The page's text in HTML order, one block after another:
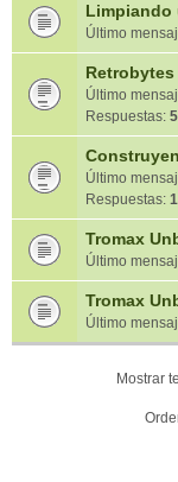
Limpiando
Último
Retrobytes
Último
Respuestas: 5
Último
Respuestas: 1
Tromax
Último
Tromax
Último
Mostrar